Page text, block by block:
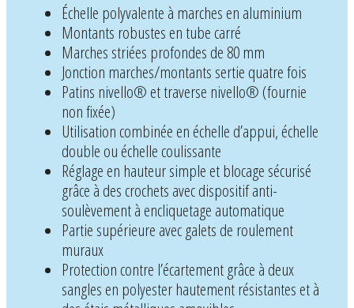
Échelle polyvalente à marches en aluminium
Montants robustes en tube carré
Marches striées profondes de 80 mm
Jonction marches/montants sertie quatre fois
Patins nivello® et traverse nivello® (fournie
non fixée)
Utilisation combinée en échelle d’appui, échelle
double ou échelle coulissante
Réglage en hauteur simple et blocage sécurisé
grâce à des crochets avec dispositif anti-
soulèvement à encliquetage automatique
Partie supérieure avec galets de roulement
muraux
Protection contre l’écartement grâce à deux
sangles en polyester hautement résistantes et à